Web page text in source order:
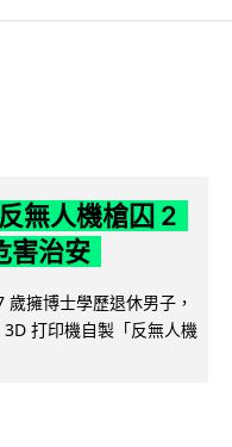
無人機槍囚 2
害治安
歲擁博士學歷退休男子，
打印機自製「反無人機